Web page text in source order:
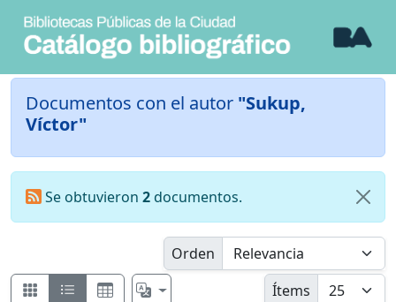
Documentos con el autor "Sukup,
Víctor"
Se obtuvieron 2documentos.
Orden
Ítems